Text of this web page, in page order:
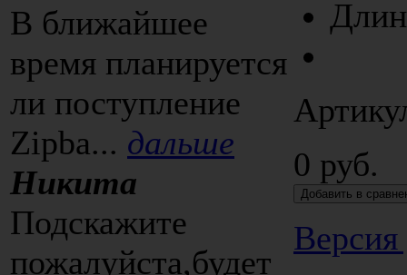
В ближайшее
время планируется
ли поступление
Zipba... дальше
Никита
Подскажите
пожалуйста,будет
0 руб.
Версия